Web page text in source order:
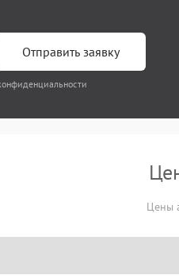
Отправить заявку
Цены